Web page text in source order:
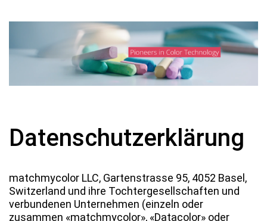
Datenschutzerklärung
matchmycolor LLC, Gartenstrasse 95, 4052 Basel,
Switzerland und ihre Tochtergesellschaften und
verbundenen Unternehmen (einzeln oder
zusammen «matchmycolor», «Datacolor» oder